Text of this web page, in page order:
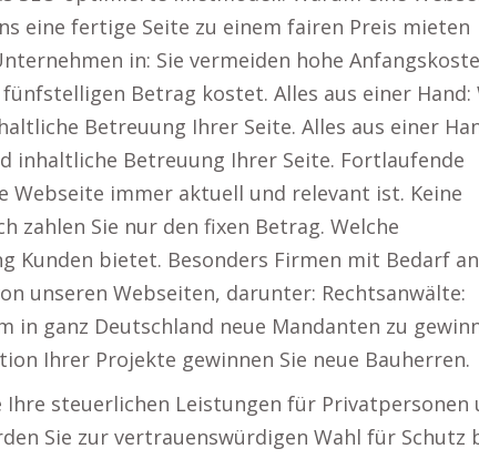
eine fertige Seite zu einem fairen Preis mieten
in: Sie vermeiden hohe
Betrag kostet. Alles aus einer Hand:
Betreuung Ihrer Seite. Alles aus einer
inhaltliche Betreuung Ihrer Seite. Fortlaufende
Webseite immer aktuell und relevant ist. Keine
zahlen Sie nur den fixen Betrag. Welche
Kunden bietet. Besonders Firmen mit Bedarf an
unseren Webseiten, darunter: Rechtsanwälte:
in ganz Deutschland neue Mandanten zu
Ihrer Projekte gewinnen Sie neue Bauherren.
steuerlichen Leistungen für Privatpersonen
Sie zur vertrauenswürdigen Wahl für Schutz